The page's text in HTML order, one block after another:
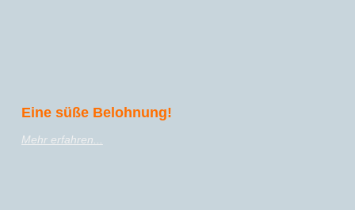
Eine süße Belohnung!
Mehr erfahren...